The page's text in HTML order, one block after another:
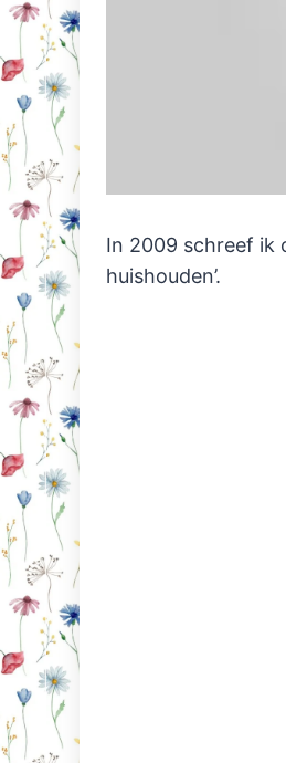
In 2009 schreef ik
huishouden’.